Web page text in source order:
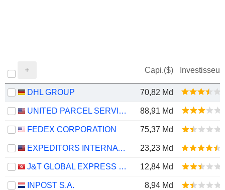
Capi.($) Investisseur
DHL GROUP 70,82 Md
UNITED PARCEL SERVICE, INC. 88,91 Md
FEDEX CORPORATION 75,37 Md
EXPEDITORS INTERNATIONAL OF WASHINGTON INC. 23,23 Md
J&T GLOBAL EXPRESS LIMITED 12,84 Md
INPOST S.A.
8,94 Md